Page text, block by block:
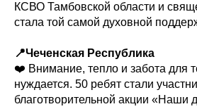
КСВО Тамбовской области и
стала той самой духовной
📍Чеченская Республика
❤️ Внимание, тепло и забота для
нуждается. 50 ребят стали
благотворительной акции «Наши